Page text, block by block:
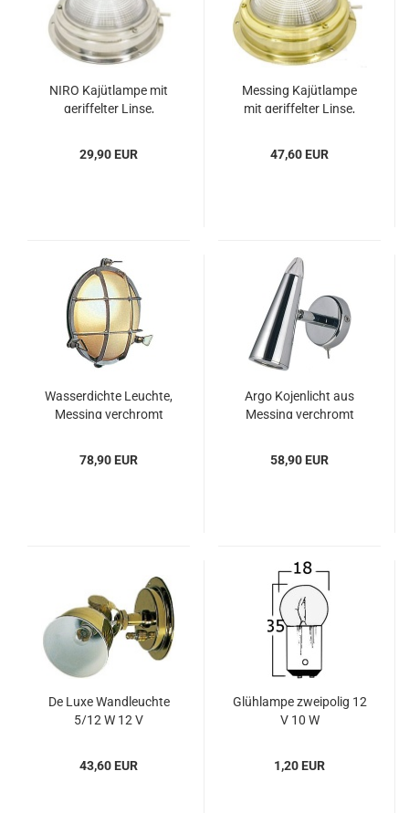
NIRO Ka­jüt­lam­pe mit
ge­rif­fel­ter Linse,
29,90 EUR
Mes­sing Ka­jüt­lam­pe
mit ge­rif­fel­ter Linse,
47,60 EUR
Was­ser­dich­te Leuch­te,
Mes­sing ver­chromt
78,90 EUR
Argo Ko­jen­licht aus
Mes­sing ver­chromt
58,90 EUR
De Luxe Wand­leuch­te
5/12 W 12 V
43,60 EUR
Glüh­lam­pe zwei­po­lig 12
V 10 W
1,20 EUR